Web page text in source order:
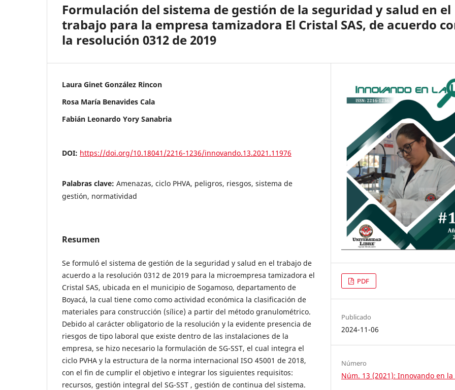
Formulación del sistema de gestión de la seguridad y salud en el
trabajo para la empresa tamizadora El Cristal SAS, de acuerdo
la resolución 0312 de 2019
Laura Ginet González Rincon
Rosa María Benavides Cala
Fabián Leonardo Yory Sanabria
DOI: https://doi.org/10.18041/2216-1236/innovando.13.2021.11976
Palabras clave: Amenazas, ciclo PHVA, peligros, riesgos, sistema de
gestión, normatividad
Resumen
Se formuló el sistema de gestión de la seguridad y salud en el trabajo de
acuerdo a la resolución 0312 de 2019 para la microempresa tamizadora el
Cristal SAS, ubicada en el municipio de Sogamoso, departamento de
Boyacá, la cual tiene como como actividad económica la clasificación de
materiales para construcción (sílice) a partir del método granulométrico.
Debido al carácter obligatorio de la resolución y la evidente presencia de
riesgos de tipo laboral que existe dentro de las instalaciones de la
empresa, se hizo necesario la formulación de SG-SST, el cual integra el
ciclo PVHA y la estructura de la norma internacional ISO 45001 de 2018,
con el fin de cumplir el objetivo e integrar los siguientes requisitos:
recursos, gestión integral del SG-SST , gestión de continua del sistema.
PDF
Publicado
2024-11-06
Número
Núm. 13 (2021): Innovando en la